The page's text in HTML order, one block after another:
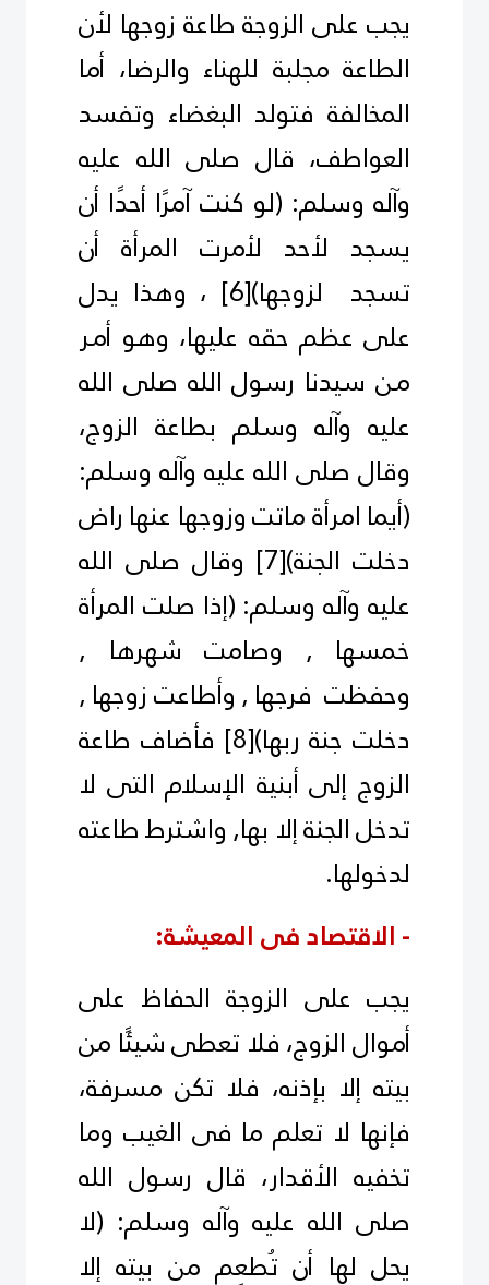
يجب على الزوجة طاعة زوجها لأن
الطاعة مجلبة للهناء والرضا، أما
المخالفة فتولد البغضاء وتفسد
العواطف، قال صلى الله عليه
وآله وسلم: (لو كنت آمرًا أحدًا أن
يسجد لأحد لأمرت المرأة أن
تسجد لزوجها)[6]
، وهذا يدل
على عظم حقه عليها، وهو أمـر
مـن سيدنا رسول الله صلى الله
عليه وآله وسلم بطاعة الزوج،
وقال صلى الله عليه وآله وسلم:
(أيما امرأة ماتت وزوجها عنها راض
دخلت الجنة)[7]
وقال صلى الله
عليه وآله وسلم: (إذا صلت المرأة
خمسها , وصامت شهرها ,
وحفظت فرجها , وأطاعت زوجها ,
دخلت جنة ربها)[8]
فأضاف طاعة
الزوج إلى أبنية الإسلام التى لا
تدخل الجنة إلا بها, واشترط طاعته
لدخولها.
- الاقتصاد فى المعيشة:
يجب على الزوجة الحفاظ على
أموال الزوج، فلا تعطى شيئًا من
بيته إلا بإذنه، فلا تكن مسرفة،
فإنها لا تعلم ما فى الغيب وما
تخفيه الأقدار، قال رسول الله
صلى الله عليه وآله وسلم: (لا
يحل لها أن تُطعِم من بيته إلا